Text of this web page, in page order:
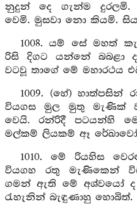
නුදුන් දෙ ගැන්ම
වෙමි. මුසවා නො කියමි.
1008. යම් සේ මහත්
රිසි දිගට යන්නේ බබළා
වටවූ තාගේ මේ මහාරථය
1009. (හේ)
වියගස මුල මුතු මැණික්
වෙයි. රන්රිදී පටයන්හි
මල්කම් ලියකම් ඈ
1010. මේ රියහිස
වියගහ රතු මැණිකෙන්
ගමන් ඇති මේ අශ්වයෝ ද
රැහැනින් බැඳුණාහු හොබිත්.